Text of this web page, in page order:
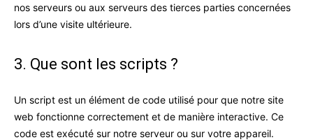
nos serveurs ou aux serveurs des tierces parties concernées
lors d’une visite ultérieure.
3. Que sont les scripts ?
Un script est un élément de code utilisé pour que notre site
web fonctionne correctement et de manière interactive. Ce
code est exécuté sur notre serveur ou sur votre appareil.